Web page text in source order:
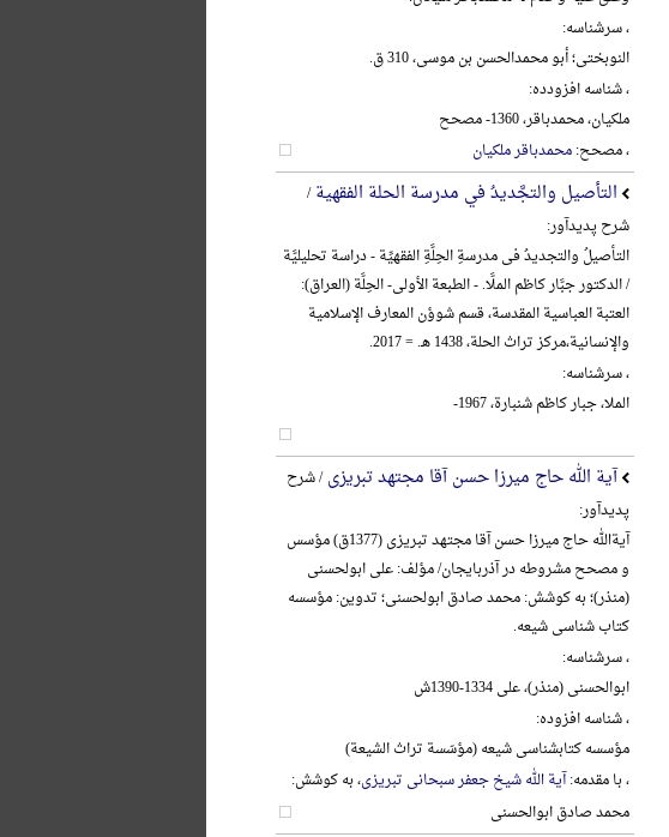
، سرشناسه:
النوبختی؛ أبو محمدالحسن بن موسی، 310 ق.
، شناسه افزودده:
ملکیان، محمدباقر، 1360- مصحح
، مصحح:محمدباقر ملکیان
التأصیل والتجَّدیدُ في مدرسة الحلة الفقهیة/
شرح پدیدآور:
التأصیلُ والتجدیدُ فی مدرسةِ الحِلَّةِ الفقهیِّة - دراسة تحلیلیَّة
/ الدکتور جبَّار کاظم الملَّا. - الطبعة الأولی- الحِلَّة (العراق):
العتبة العباسیة المقدسة، قسم شوؤن المعارف الإسلامیة
والإنسانیة،‌مرکز تراث الحلة، 1438 هـ. = 2017.
، سرشناسه:
الملا، جبار کاظم شنبارة، 1967-
آیة الله حاج میرزا حسن آقا مجتهد تبریزی/ شرح
پدیدآور:
آیةالله حاج میرزا حسن آقا مجتهد تبریزی (1377ق) مؤسس
و مصحح مشروطه در آذربایجان/ مؤلف: علی ابولحسنی
(منذر)؛ به کوشش: محمد صادق ابولحسنی؛ تدوین: مؤسسه
کتاب شناسی شیعه.
، سرشناسه:
ابوالحسنی (منذر)، علی 1334-1390ش
، شناسه افزوده:
مؤسسه کتابشناسی شیعه (مؤسّسة تراث الشیعة)
، با مقدمه:آیة الله شیخ جعفر سبحانی تبریزی، به کوشش:
محمد صادق ابوالحسنی